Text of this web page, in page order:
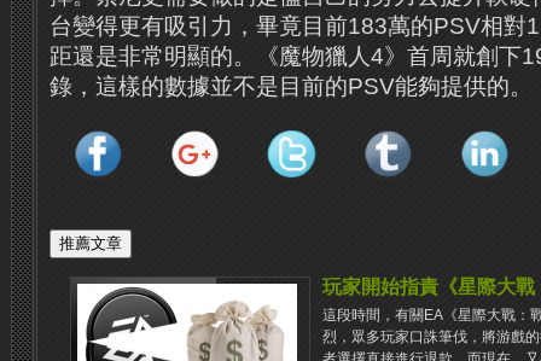
台變得更有吸引力，畢竟目前183萬的PSV相對
距還是非常明顯的。《魔物獵人4》首周就創下
錄，這樣的數據並不是目前的PSV能夠提供的。
玩家開始指責《星際大
這段時間，有關EA《星際大戰：
烈，眾多玩家口誅筆伐，將游戲